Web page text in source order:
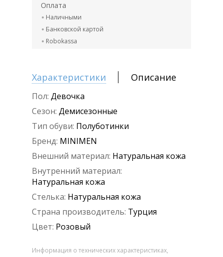
Оплата
Наличными
Банковской картой
Robokassa
Характеристики Описание
Пол: Девочка
Сезон: Демисезонные
Тип обуви: Полуботинки
Бренд: MINIMEN
Внешний материал: Натуральная кожа
Внутренний материал:
Натуральная кожа
Стелька: Натуральная кожа
Страна производитель: Турция
Цвет: Розовый
Информация о технических характеристиках,